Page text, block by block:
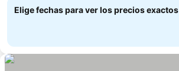
Elige fechas para ver los precios exactos